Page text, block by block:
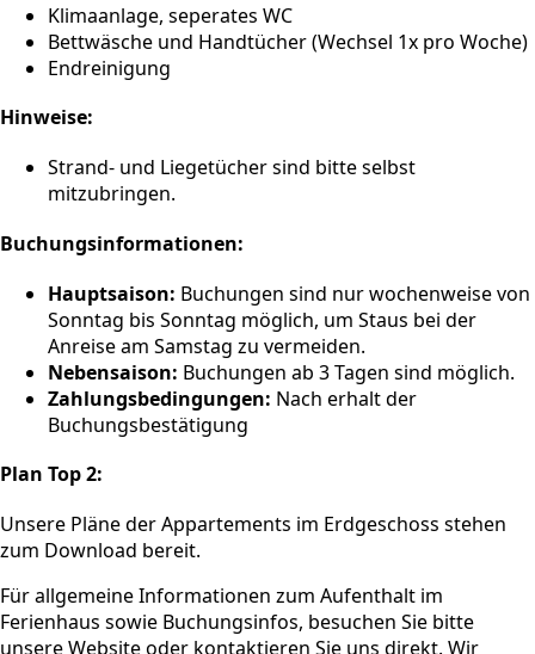
Klimaanlage, seperates WC
Bettwäsche und Handtücher (Wechsel 1x pro Woche)
Endreinigung
Hinweise:
Strand- und Liegetücher sind bitte selbst
mitzubringen.
Buchungsinformationen:
Hauptsaison: Buchungen sind nur wochenweise von
Sonntag bis Sonntag möglich, um Staus bei der
Anreise am Samstag zu vermeiden.
Nebensaison: Buchungen ab 3 Tagen sind möglich.
Zahlungsbedingungen: Nach erhalt der
Buchungsbestätigung
Plan Top 2:
Unsere Pläne der Appartements im Erdgeschoss stehen
zum Download bereit.
Für allgemeine Informationen zum Aufenthalt im
Ferienhaus sowie Buchungsinfos, besuchen Sie bitte
unsere Website oder kontaktieren Sie uns direkt. Wir